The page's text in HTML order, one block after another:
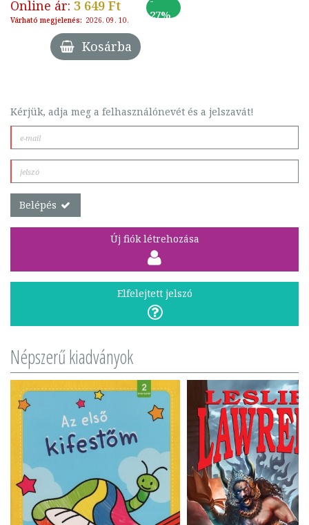
Online ár: 3 649 Ft
27%
Várható megjelenés: 2026. 09. 10.
Kosárba
Kérjük, adja meg a felhasználónevét és a jelszavát!
Belépés
Új fiók létrehozása
Elfelejtett jelszó
Népszerű kiadványok